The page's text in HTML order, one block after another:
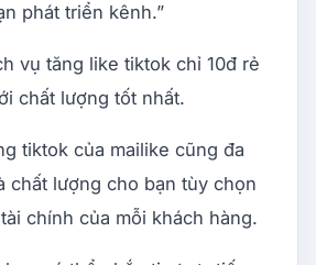
phát triển kênh.”
vụ tăng like tiktok chỉ 10đ rẻ
chất lượng tốt nhất.
tiktok của mailike cũng đa
chất lượng cho bạn tùy chọn
chính của mỗi khách hàng.